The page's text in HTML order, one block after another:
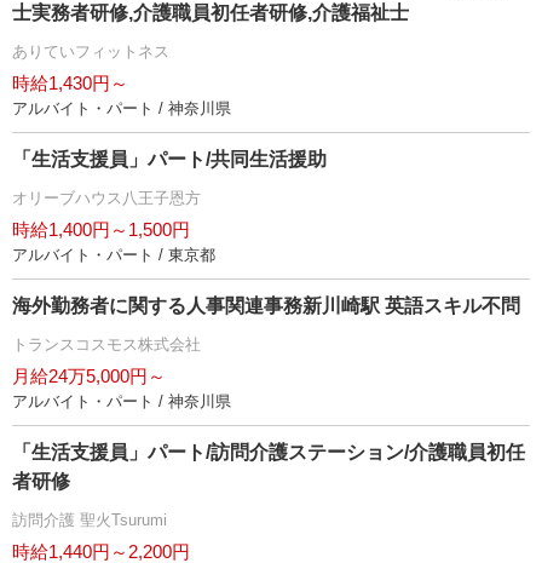
士実務者研修,介護職員初任者研修,介護福祉士
ありていフィットネス
時給1,430円～
アルバイト・パート / 神奈川県
「生活支援員」パート/共同生活援助
オリーブハウス八王子恩方
時給1,400円～1,500円
アルバイト・パート / 東京都
海外勤務者に関する人事関連事務新川崎駅 英語スキル不問
トランスコスモス株式会社
月給24万5,000円～
アルバイト・パート / 神奈川県
「生活支援員」パート/訪問介護ステーション/介護職員初任
者研修
訪問介護 聖火Tsurumi
時給1,440円～2,200円